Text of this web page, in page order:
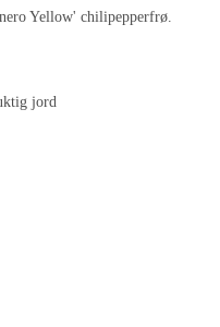
Yellow' chilipepperfrø.
jord